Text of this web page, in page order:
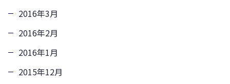
2016年3月
2016年2月
2016年1月
2015年12月